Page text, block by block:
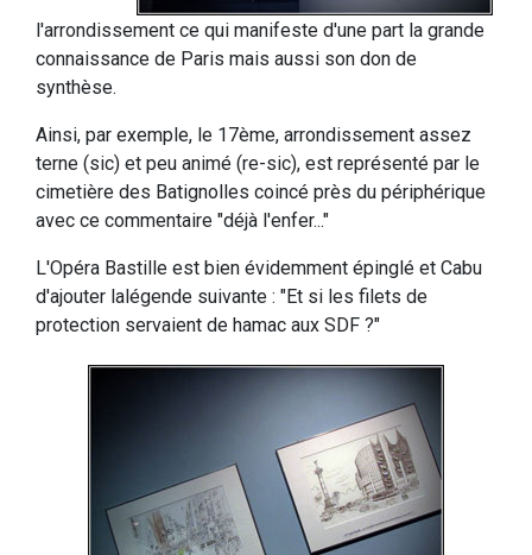
l'arrondissement ce qui manifeste d'une part la grande
connaissance de Paris mais aussi son don de
synthèse.
Ainsi, par exemple, le 17ème, arrondissement assez
terne (sic) et peu animé (re-sic), est représenté par le
cimetière des Batignolles coincé près du périphérique
avec ce commentaire "déjà l'enfer..."
L'Opéra Bastille est bien évidemment épinglé et Cabu
d'ajouter lalégende suivante : "Et si les filets de
protection servaient de hamac aux SDF ?"